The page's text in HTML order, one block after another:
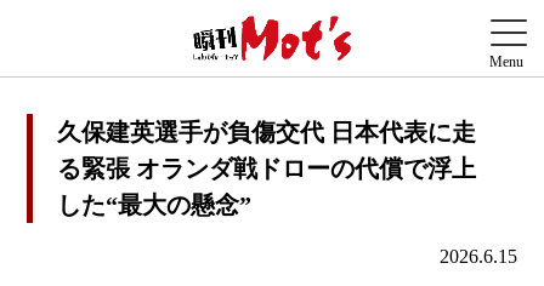
久保建英選手が負傷交代 日本代表に走
る緊張 オランダ戦ドローの代償で浮上
した“最大の懸念”
2026.6.15